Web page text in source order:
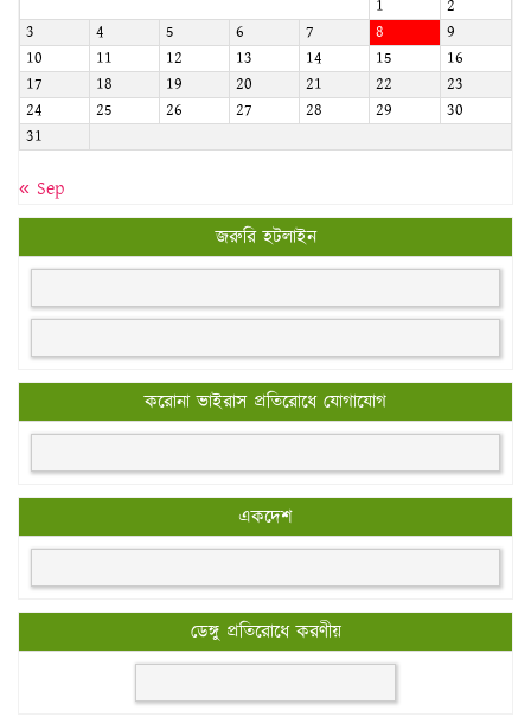
1
2
3
4 5 6 7 8
9
10
11 12 13 14 15
16
17
18 19 20 21 22
23
24
25 26 27 28 29
30
31
« Sep
জরুরি হটলাইন
করোনা ভাইরাস প্রতিরোধে যোগাযোগ
একদেশ
ডেঙ্গু প্রতিরোধে করণীয়